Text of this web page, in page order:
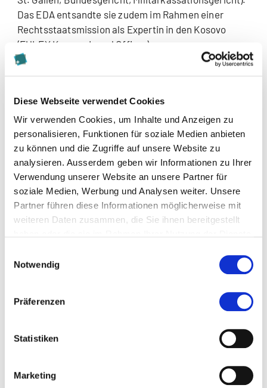
Diese Webseite verwendet Cookies
Wir verwenden Cookies, um Inhalte und Anzeigen zu
personalisieren, Funktionen für soziale Medien anbieten
zu können und die Zugriffe auf unsere Website zu
analysieren. Ausserdem geben wir Informationen zu Ihrer
Verwendung unserer Website an unsere Partner für
soziale Medien, Werbung und Analysen weiter. Unsere
Partner führen diese Informationen möglicherweise mit
weiteren Daten zusammen, die Sie ihnen bereitgestellt
Notwendig
Präferenzen
Statistiken
Marketing
Das EDA entsandte sie zudem im Rahmen einer
Rechtsstaatsmission als Expertin in den Kosovo
(EULEX Kosovo, Legal Officer).
Es freut uns sehr, mit Prof. Dr. Catherine Reiter eine
Person mit grosser Leidenschaft für die Lehre für die
Kalaidos Law Schoolgewonnen zu haben. Wir
gratulieren ihr herzlich zur Berufung und freuen uns
auf die weitere Zusammenarbeit.
Zur Merkliste hinzufügen
Themen, die dem Newsbeitrag zugeordnet sind: